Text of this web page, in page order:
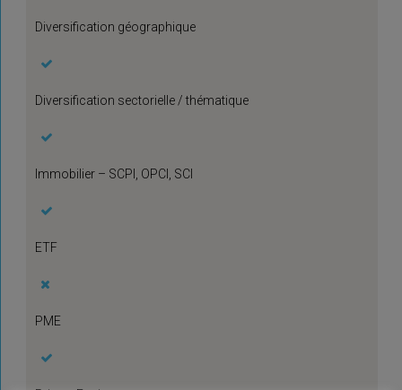
Diversification géographique
Diversification sectorielle / thématique
Immobilier – SCPI, OPCI, SCI
ETF
PME